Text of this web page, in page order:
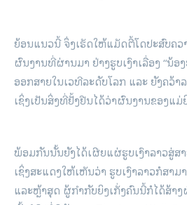
ຍ້ອນແນວນີ້ ຈຶ່ງເຮັດໃຫ້ແມັດຕີ້ໂດປະສົບຄ
ຜົນງານທີ່ຜ່ານມາ ຢ່າງຮູບເງົາເລື່ອງ “ນ້ອ
ອອກສາຍໃນເວທີລະດັບໂລກ ແລະ ຍັງຄວ້
ເຊິ່ງເປັນສິ່ງທີ່ຢັ້ງຢືນໄດ້ວ່າຜົນງານຂອງແ
ພ້ອມກັນນັ້ນຍັງໄດ້ເຜີຍແຜ່ຮູບເງົາລາວສູ່ສ
ເຊິ່ງສະແດງໃຫ້ເຫັນວ່າ ຮູບເງົາລາວກໍສາ
ແລະຫຼ້າສຸດ ຜູ້ກໍາກັບຍິງເກັ່ງຄົນນີ້ກໍໄດ້ສ້າງ